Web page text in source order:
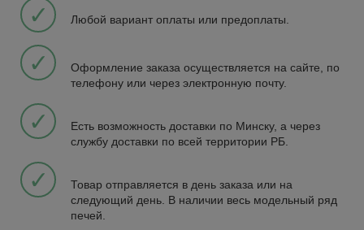
✓ Любой вариант оплаты или предоплаты.
✓
Оформление заказа осуществляется на сайте, по
телефону или через электронную почту.
✓
Есть возможность доставки по Минску, а через
службу доставки по всей территории РБ.
✓
Товар отправляется в день заказа или на
следующий день. В наличии весь модельный ряд
печей.